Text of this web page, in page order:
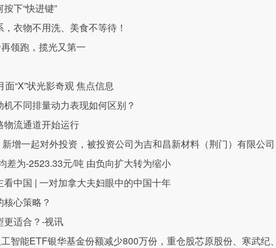
下“快进键”
衣物不用洗、美食不等待！
领跑，揽光又第一
“X”状光影奇观 焦点信息
机不同排量动力表现如何区别？
物流通道开始运行
增一起对外投资，被投资公司为吉和昌新材料（荆门）有限公司
差为-2523.33元/吨 由负向扩大转为缩小
看中国 | 一对加拿大夫妇眼中的中国十年
心策略？
更适合？-视讯
智能ETF银华基金份额减少800万份，重仓股芯原股份、寒武纪